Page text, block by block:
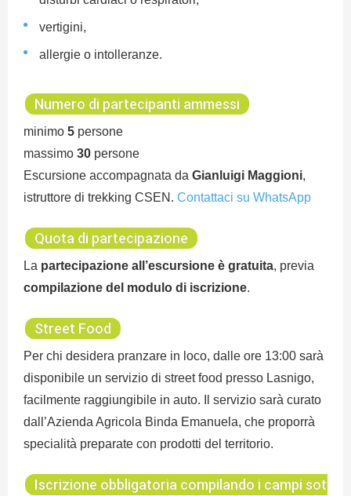
vertigini,
allergie o intolleranze.
Numero di partecipanti ammessi
minimo 5 persone
massimo 30 persone
Escursione accompagnata da Gianluigi Maggioni,
istruttore di trekking CSEN. Contattaci su WhatsApp
Quota di partecipazione
La partecipazione all’escursione è gratuita, previa
compilazione del modulo di iscrizione.
Street Food
Per chi desidera pranzare in loco, dalle ore 13:00 sarà
disponibile un servizio di street food presso Lasnigo,
facilmente raggiungibile in auto. Il servizio sarà curato
dall’Azienda Agricola Binda Emanuela, che proporrà
specialità preparate con prodotti del territorio.
Iscrizione obbligatoria compilando i campi sotto